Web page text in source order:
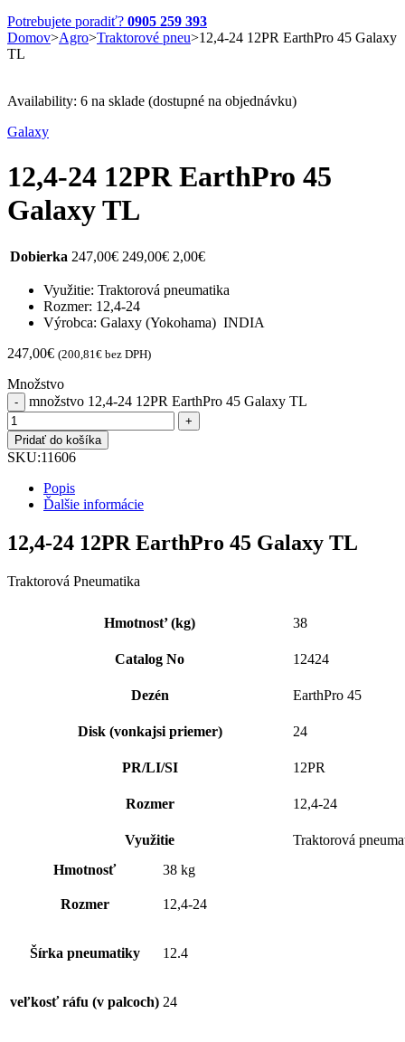
Potrebujete poradiť? 0905 259 393
Domov>Agro>Traktorové pneu>12,4-24 12PR EarthPro 45 Galaxy
TL
Availability: 6 na sklade (dostupné na objednávku)
Galaxy
12,4-24 12PR EarthPro 45
Galaxy TL
Dobierka 247,00€ 249,00€ 2,00€
Využitie: Traktorová pneumatika
Rozmer: 12,4-24
Výrobca: Galaxy (Yokohama) INDIA
247,00€ (200,81€ bez DPH)
Množstvo
množstvo 12,4-24 12PR EarthPro 45 Galaxy TL
Pridať do košíka
SKU:11606
Popis
Ďalšie informácie
12,4-24 12PR EarthPro 45 Galaxy TL
Traktorová Pneumatika
Hmotnost’ (kg) 38
Catalog No 12424
Dezén EarthPro 45
Disk (vonkajsi priemer) 24
PR/LI/SI 12PR
Rozmer 12,4-24
Využitie
Traktorová
Hmotnosť
38 kg
Rozmer 12,4-24
Šírka pneumatiky 12.4
veľkosť ráfu (v palcoch) 24